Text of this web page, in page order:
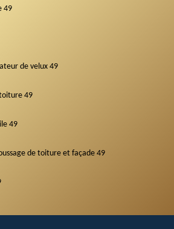
49
de velux 49
49
49
de toiture et façade 49